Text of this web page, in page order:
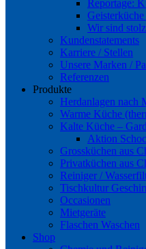
Reportage:
Wir sind
Kundenstatements
Karriere / Stellen
Unsere Marken /
Referenzen
Produkte
Herdanlagen nach
Warme Küche
Kalte Küche –
Aktion
Grossküchen aus
Privatküchen aus
Reiniger /
Tischkultur
Occasionen
Mietgeräte
Flaschen Waschen
Shop